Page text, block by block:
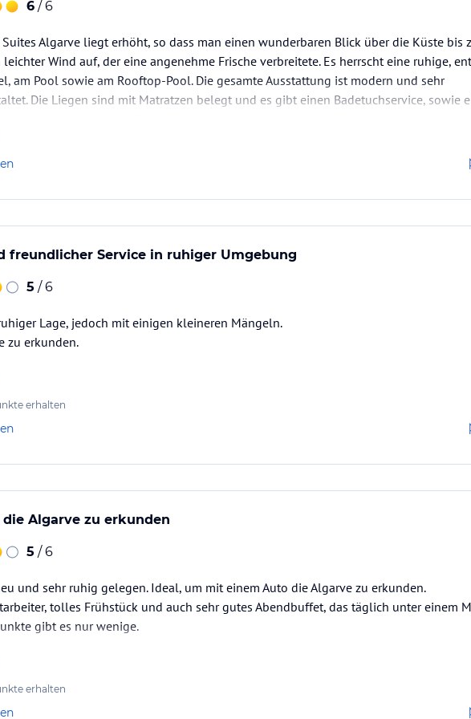
Mini-Kühlschrank, Safe, TV, WLAN,
Balkon mit Glasfronten
2 Bäder, Dusche, Haartrockner,
bodentiefe Fenster und ca. 20 qm großer,
Doppelbett, 2 Bäder, Dusche,
Kaffee/Tee, bodentiefe Fenster und ca. 20
Haartrockner, Klimaanlage, Mini-
und ca. 20 qm große, möblierte Terrasse mit
Badewanne, Haartrockner, Klimaanlage, Mini-
und ca. 20 qm große, möblierte Terrasse mit
Haartrockner, Klimaanlage, Mini-
und ca. 130 qm große, möblierte Terrasse
Haartrockner, Klimaanlage, Mini-
und ca. 36 qm große, möblierte Terrasse mit
Zeit 11 Uhr)
6 / 6
Suites Algarve liegt erhöht, so dass man einen wunderbaren Blick über die Küste bis
leichter Wind auf, der eine angenehme Frische verbreitete. Es herrscht eine ruhige,
am Pool sowie am Rooftop-Pool. Die gesamte Ausstattung ist modern und sehr
Die Liegen sind mit Matratzen belegt und es gibt einen Badetuchservice, sowie
freundlicher Service in ruhiger Umgebung
5 / 6
Lage, jedoch mit einigen kleineren Mängeln.
zu erkunden.
erhalten
die Algarve zu erkunden
5 / 6
und sehr ruhig gelegen. Ideal, um mit einem Auto die Algarve zu erkunden.
tolles Frühstück und auch sehr gutes Abendbuffet, das täglich unter einem
gibt es nur wenige.
erhalten